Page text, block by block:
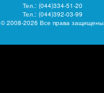
Тел.: (044)334-51-20
Тел.: (044)392-03-99
© 2008-2026 Все права защищены.